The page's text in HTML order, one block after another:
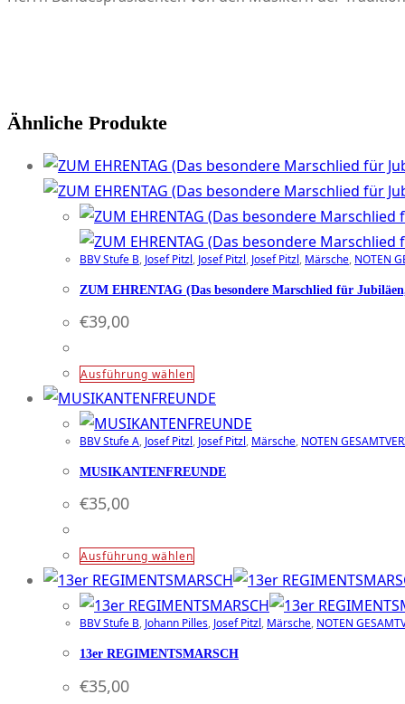
Ähnliche Produkte
BBV Stufe B, Josef Pitzl, Josef Pitzl, Josef Pitzl, Märsche, NOTEN
ZUM EHRENTAG (Das besondere Marschlied für
€39,00
Ausführung wählenDieses
Produkt
weist
mehrere
Varianten
Optionen
können
auf
der
Produktseite
BBV Stufe A, Josef Pitzl, Josef Pitzl, Märsche, NOTEN
MUSIKANTENFREUNDE
€35,00
Ausführung wählenDieses
Produkt
weist
mehrere
Varianten
BBV Stufe B, Johann Pilles, Josef Pitzl, Märsche, NOTEN
13er REGIMENTSMARSCH
€35,00